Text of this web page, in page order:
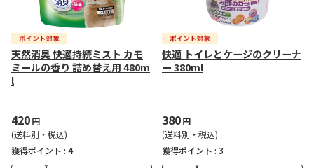
天然消臭 快適持続ミスト カモ
ミールの香り 詰め替え用 480m
l
420円
(送料別・税込)
獲得ポイント : 4
快適 トイレとケージのクリーナ
ー 380ml
380円
(送料別・税込)
獲得ポイント : 3